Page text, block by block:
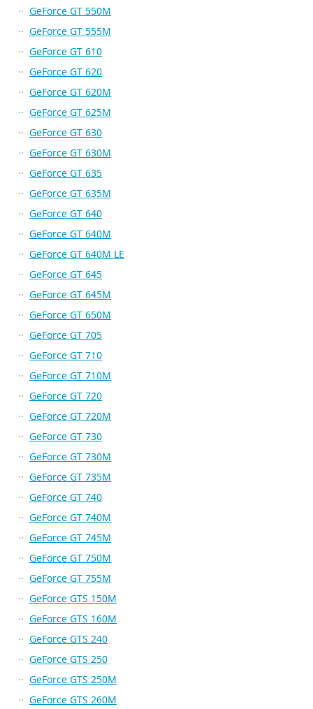
GeForce GT 550M
GeForce GT 555M
GeForce GT 610
GeForce GT 620
GeForce GT 620M
GeForce GT 625M
GeForce GT 630
GeForce GT 630M
GeForce GT 635
GeForce GT 635M
GeForce GT 640
GeForce GT 640M
GeForce GT 640M LE
GeForce GT 645
GeForce GT 645M
GeForce GT 650M
GeForce GT 705
GeForce GT 710
GeForce GT 710M
GeForce GT 720
GeForce GT 720M
GeForce GT 730
GeForce GT 730M
GeForce GT 735M
GeForce GT 740
GeForce GT 740M
GeForce GT 745M
GeForce GT 750M
GeForce GT 755M
GeForce GTS 150M
GeForce GTS 160M
GeForce GTS 240
GeForce GTS 250
GeForce GTS 250M
GeForce GTS 260M